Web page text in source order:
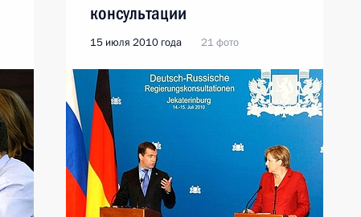
консультации
15 июля 2010 года 21 фото